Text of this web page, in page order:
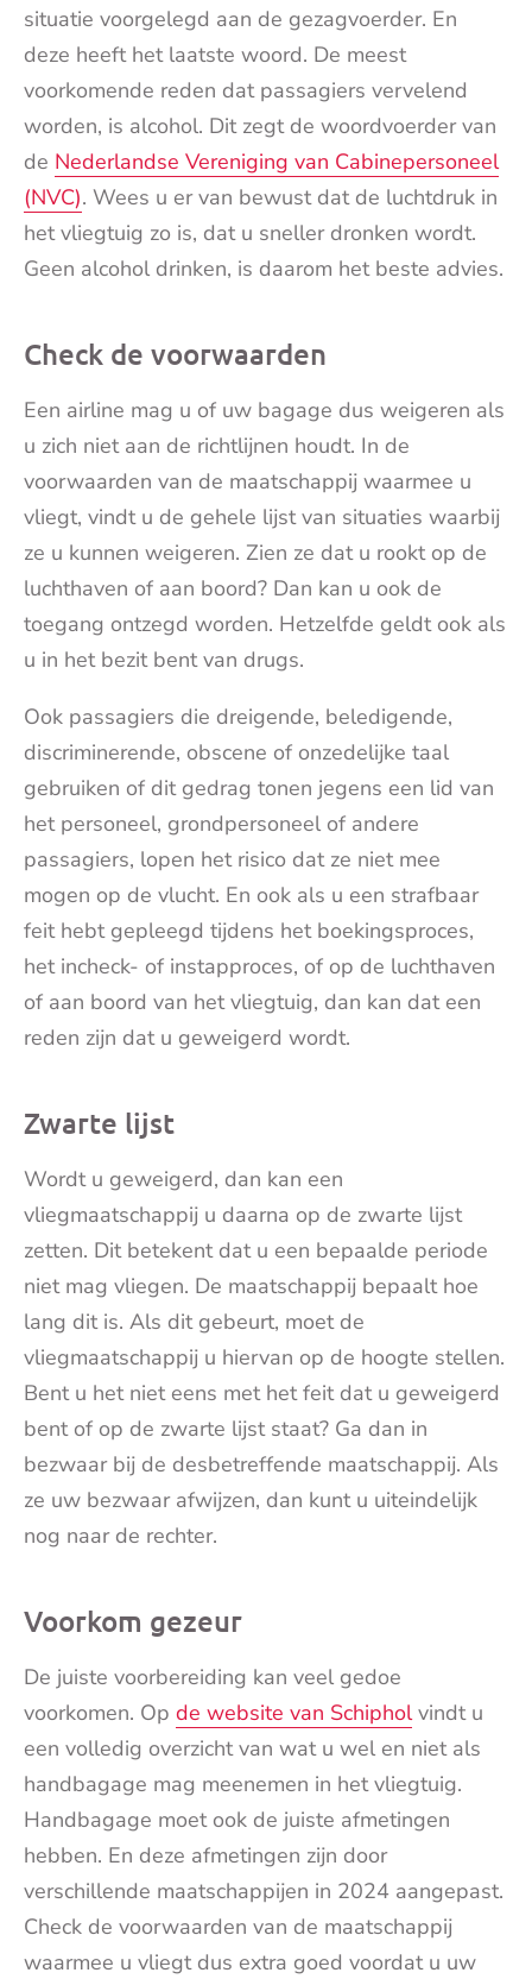
situatie voorgelegd aan de gezagvoerder. En
deze heeft het laatste woord. De meest
voorkomende reden dat passagiers vervelend
worden, is alcohol. Dit zegt de woordvoerder van
de Nederlandse Vereniging van Cabinepersoneel
(NVC). Wees u er van bewust dat de luchtdruk in
het vliegtuig zo is, dat u sneller dronken wordt.
Geen alcohol drinken, is daarom het beste advies.
Check de voorwaarden
Een airline mag u of uw bagage dus weigeren als
u zich niet aan de richtlijnen houdt. In de
voorwaarden van de maatschappij waarmee u
vliegt, vindt u de gehele lijst van situaties waarbij
ze u kunnen weigeren. Zien ze dat u rookt op de
luchthaven of aan boord? Dan kan u ook de
toegang ontzegd worden. Hetzelfde geldt ook als
u in het bezit bent van drugs.
Ook passagiers die dreigende, beledigende,
discriminerende, obscene of onzedelijke taal
gebruiken of dit gedrag tonen jegens een lid van
het personeel, grondpersoneel of andere
passagiers, lopen het risico dat ze niet mee
mogen op de vlucht. En ook als u een strafbaar
feit hebt gepleegd tijdens het boekingsproces,
het incheck- of instapproces, of op de luchthaven
of aan boord van het vliegtuig, dan kan dat een
reden zijn dat u geweigerd wordt.
Zwarte lijst
Wordt u geweigerd, dan kan een
vliegmaatschappij u daarna op de zwarte lijst
zetten. Dit betekent dat u een bepaalde periode
niet mag vliegen. De maatschappij bepaalt hoe
lang dit is. Als dit gebeurt, moet de
vliegmaatschappij u hiervan op de hoogte stellen.
Bent u het niet eens met het feit dat u geweigerd
bent of op de zwarte lijst staat? Ga dan in
bezwaar bij de desbetreffende maatschappij. Als
ze uw bezwaar afwijzen, dan kunt u uiteindelijk
nog naar de rechter.
Voorkom gezeur
De juiste voorbereiding kan veel gedoe
voorkomen. Op de website van Schipholvindt u
een volledig overzicht van wat u wel en niet als
handbagage mag meenemen in het vliegtuig.
Handbagage moet ook de juiste afmetingen
hebben. En deze afmetingen zijn door
verschillende maatschappijen in 2024 aangepast.
Check de voorwaarden van de maatschappij
waarmee u vliegt dus extra goed voordat u uw